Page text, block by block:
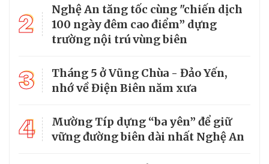
2
Nghệ An tăng tốc cùng "chiến dịch
100 ngày đêm cao điểm” dựng
trường nội trú vùng biên
3
Tháng 5 ở Vũng Chùa - Đảo Yến,
nhớ về Điện Biên năm xưa
4
Mường Típ dựng “ba yên” để giữ
vững đường biên dài nhất Nghệ An